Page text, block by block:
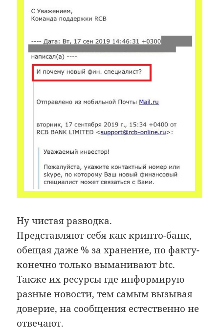
Ну чистая разводка.
Представляют себя как крипто-банк,
обещая даже % за хранение, по факту-
конечно только выманивают btc.
Также их ресурсы где информирую
разные новости, тем самым вызывая
доверие, на сообщения естественно не
отвечают.